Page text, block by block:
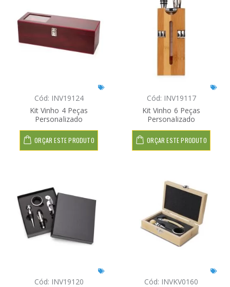
Cód: INV19124
Kit Vinho 4 Peças
Personalizado
ORÇAR ESTE PRODUTO
Cód: INV19117
Kit Vinho 6 Peças
Personalizado
ORÇAR ESTE PRODUTO
Cód: INV19120
Cód: INVKV0160